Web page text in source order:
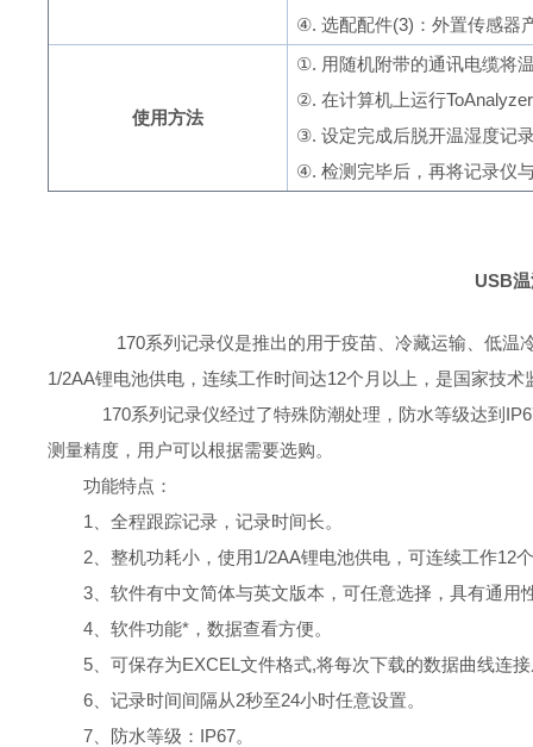
④. 选配配件(3)：外置传感器
使用方法
①. 用随机附带的通讯电缆将
②. 在计算机上运行ToAnalyzer
③. 设定完成后脱开温湿度记
④. 检测完毕后，再将记录仪
USB
170系列记录仪是推出的用于疫苗、冷藏运输、低
1/2AA锂电池供电，连续工作时间达12个月以上，是国家技术
170系列记录仪经过了特殊防潮处理，防水等级达到
测量精度，用户可以根据需要选购。
功能特点：
1
、全程跟踪记录，记录时间长。
2 、整机功耗小，使用1/2AA锂电池供电，可连续工作12
3 、软件有中文简体与英文版本，可任意选择，具有通用
4 、软件功能*，数据查看方便。
5 、可保存为EXCEL文件格式,将每次下载的数据曲线连
6 、记录时间间隔从2秒至24小时任意设置。
7 、防水等级： IP67。